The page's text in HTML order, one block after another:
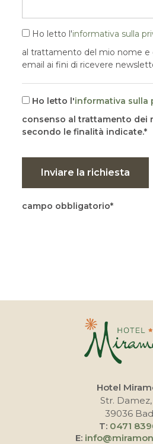
Ho letto l'informativa sulla
al trattamento del mio nome e
email ai fini di ricevere
Ho letto l'informativa sulla
consenso al trattamento dei
secondo le finalità indicate.
Inviare la richiesta
campo obbligatorio
Hotel
Str.
39036
T: 0471
E: